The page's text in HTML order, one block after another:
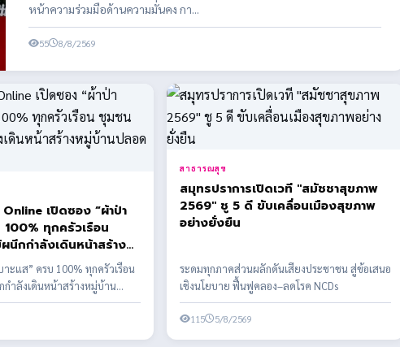
หน้าความร่วมมือด้านความมั่นคง กา...
55 8/8/2569
เปิดซอง “ผ้าป่า
100% ทุกครัวเรือน
นึกกำลังเดินหน้าสร้าง
าเสพติด
าะแส” ครบ 100% ทุกครัวเรือน
ำลังเดินหน้าสร้างหมู่บ้าน
สาธารณสุข
สมุทรปราการเปิดเวที "สมัชชาสุขภาพ
2569" ชู 5 ดี ขับเคลื่อนเมืองสุขภาพ
อย่างยั่งยืน
ระดมทุกภาคส่วนผลักดันเสียงประชาชน สู่ข้อเสนอ
เชิงนโยบาย ฟื้นฟูคลอง–ลดโรค NCDs
115 5/8/2569